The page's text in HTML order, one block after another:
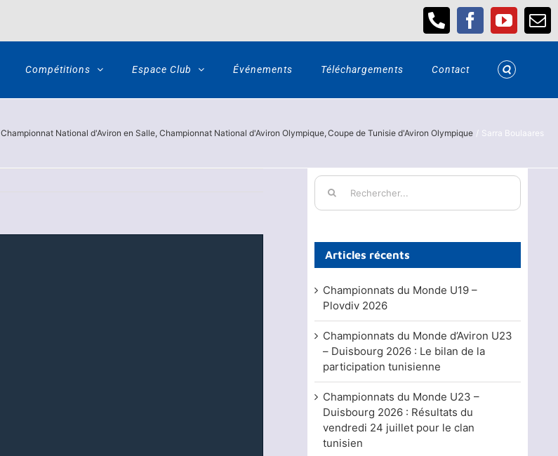
Téléphone
Facebook
Compétitions Espace Club Événements Téléchargements Contact
Championnat National d'Aviron en Salle Championnat National d'Aviron Olympique Coupe de Tunisie d'Aviron Olympique Sarra Boulaares
Rechercher:
Articles récents
Championnats du Monde U19 –
Plovdiv 2026
Championnats du Monde d’Aviron U23
– Duisbourg 2026 : Le bilan de la
participation tunisienne
Championnats du Monde U23 –
Duisbourg 2026 : Résultats du
vendredi 24 juillet pour le clan
tunisien